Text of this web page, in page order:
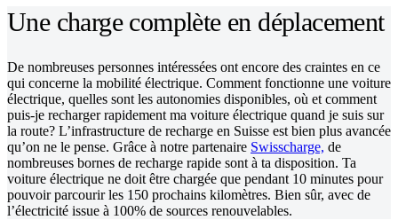
Une charge complète en déplacement
De nombreuses personnes intéressées ont encore des craintes en ce
qui concerne la mobilité électrique. Comment fonctionne une voiture
électrique, quelles sont les autonomies disponibles, où et comment
puis-je recharger rapidement ma voiture électrique quand je suis sur
la route? L’infrastructure de recharge en Suisse est bien plus avancée
qu’on ne le pense. Grâce à notre partenaire Swisscharge, de
nombreuses bornes de recharge rapide sont à ta disposition. Ta
voiture électrique ne doit être chargée que pendant 10 minutes pour
pouvoir parcourir les 150 prochains kilomètres. Bien sûr, avec de
l’électricité issue à 100% de sources renouvelables.